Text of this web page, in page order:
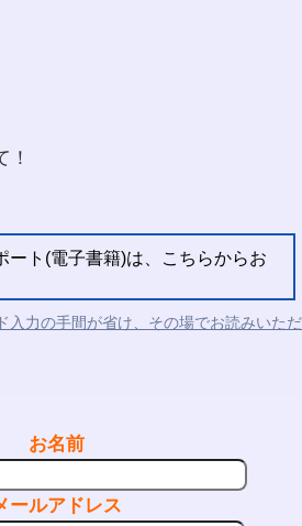
！
ト(電子書籍)は、こちらからお
力の手間が省け、その場でお読みいただ
お名前
ールアドレス